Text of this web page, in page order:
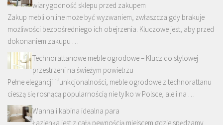
wiarygodność sklepu przed zakupem
Zakup mebli online może być wyzwaniem, zwłaszcza gdy brakuje
możliwości bezpośredniego ich obejrzenia. Kluczowe jest, aby przed
dokonaniem zakupu …
Technorattanowe meble ogrodowe – Klucz do stylowej
przestrzeni na świeżym powietrzu
Pełne elegancji i funkcjonalności, meble ogrodowe z technorattanu
cieszą się rosnącą popularnością nie tylko w Polsce, ale i na …
Wanna i kabina idealna para
Łazienka jest z całą pewnością miejscem gdzie spędzamy